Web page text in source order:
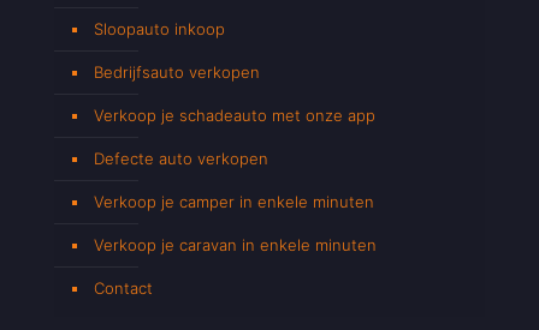
Sloopauto inkoop
Bedrijfsauto verkopen
Verkoop je schadeauto met onze app
Defecte auto verkopen
Verkoop je camper in enkele minuten
Verkoop je caravan in enkele minuten
Contact